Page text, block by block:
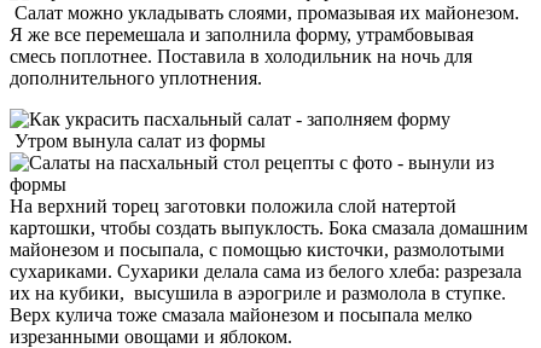
Салат можно укладывать слоями, промазывая их майонезом.
Я же все перемешала и заполнила форму, утрамбовывая
смесь поплотнее. Поставила в холодильник на ночь для
дополнительного уплотнения.
Утром вынула салат из формы
На верхний торец заготовки положила слой натертой
картошки, чтобы создать выпуклость. Бока смазала домашним
майонезом и посыпала, с помощью кисточки, размолотыми
сухариками. Сухарики делала сама из белого хлеба: разрезала
их на кубики, высушила в аэрогриле и размолола в ступке.
Верх кулича тоже смазала майонезом и посыпала мелко
изрезанными овощами и яблоком.